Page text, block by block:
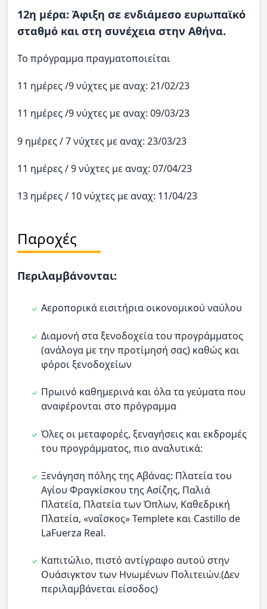
12η μέρα: Άφιξη σε ενδιάμεσο ευρωπαϊκό
σταθμό και στη συνέχεια στην Αθήνα.
Το πρόγραμμα πραγματοποιείται
11 ημέρες /9 νύχτες με αναχ: 21/02/23
11 ημέρες /9 νύχτες με αναχ: 09/03/23
9 ημέρες / 7 νύχτες με αναχ: 23/03/23
11 ημέρες / 9 νύχτες με αναχ: 07/04/23
13 ημέρες / 10 νύχτες με αναχ: 11/04/23
Παροχές
Περιλαμβάνονται:
Αεροπορικά εισιτήρια οικονομικού ναύλου
Διαμονή στα ξενοδοχεία του προγράμματος
(ανάλογα με την προτίμησή σας) καθώς και
φόροι ξενοδοχείων
Πρωινό καθημερινά και όλα τα γεύματα που
αναφέρονται στο πρόγραμμα
Όλες οι μεταφορές, ξεναγήσεις και εκδρομές
του προγράμματος, πιο αναλυτικά:
Ξενάγηση πόλης της Αβάνας: Πλατεία του
Αγίου Φραγκίσκου της Ασίζης, Παλιά
Πλατεία, Πλατεία των Όπλων, Καθεδρική
Πλατεία, «ναΐσκος» Templete και Castillo de
LaFuerza Real.
Καπιτώλιο, πιστό αντίγραφο αυτού στην
Ουάσιγκτον των Ηνωμένων Πολιτειών.(Δεν
περιλαμβάνεται είσοδος)